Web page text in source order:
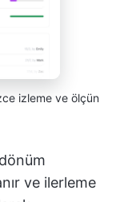
izleme ve ölçün
ve ilerleme